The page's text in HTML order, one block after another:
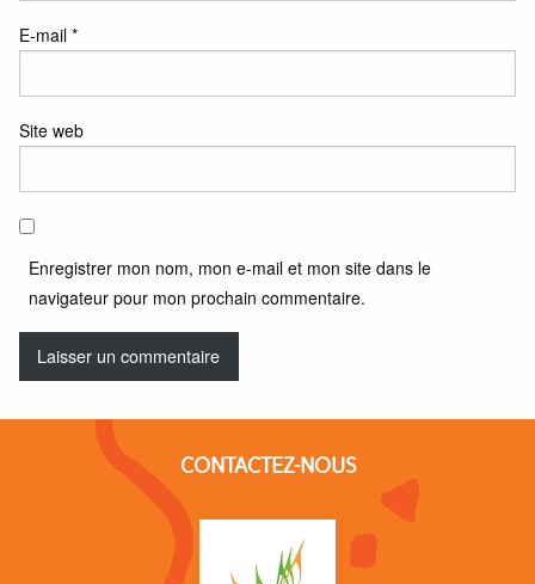
E-mail *
Site web
Enregistrer mon nom, mon e-mail et mon site dans le
navigateur pour mon prochain commentaire.
CONTACTEZ-NOUS